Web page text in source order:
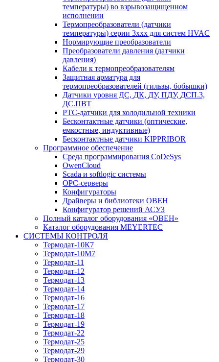
температуры) во взрывозащищенном
исполнении
Термопреобразователи (датчики
температуры) серии 3ххх для систем HVAC
Нормирующие преобразователи
Преобразователи давления (датчики
давления)
Кабели к термопреобразователям
Защитная арматура для
термопреобразователей (гильзы, бобышки)
Датчики уровня ДС, ДК, ДУ, ПДУ, ДСП.3,
ДС.ПВТ
PTC-датчики для холодильной техники
Бесконтактные датчики (оптические,
емкостные, индуктивные)
Бесконтактные датчики KIPPRIBOR
Программное обеспечение
Среда программирования CoDeSys
OwenCloud
Scada и softlogic системы
OPC-серверы
Конфигураторы
Драйверы и библиотеки ОВЕН
Конфигуратор решений АСУЗ
Полный каталог оборудования «ОВЕН»
Каталог оборудования MEYERTEC
СИСТЕМЫ КОНТРОЛЯ
Термодат-10К7
Термодат-10М7
Термодат-11
Термодат-12
Термодат-13
Термодат-14
Термодат-16
Термодат-17
Термодат-18
Термодат-19
Термодат-22
Термодат-25
Термодат-29
Термодат-30